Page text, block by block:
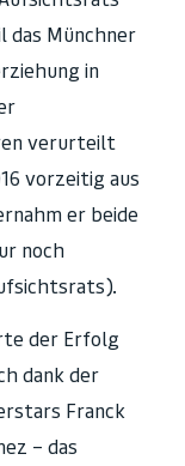
das Münchner
in
verurteilt
vorzeitig aus
er beide
noch
der Erfolg
dank der
Franck
– das